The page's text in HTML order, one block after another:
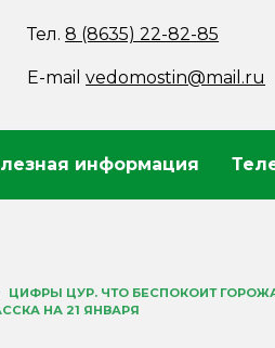
Тел.8 (8635) 22-82-85
E-mailvedomostin@mail.ru
информация
ЦИФРЫ ЦУР. ЧТО БЕСПОКОИТ
НА 21 ЯНВАРЯ